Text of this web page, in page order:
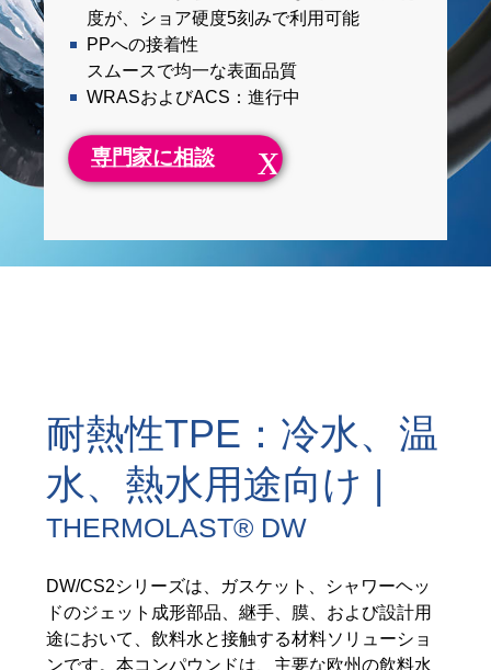
度が、ショア硬度5刻みで利用可能
PPへの接着性
スムースで均一な表面品質
WRASおよびACS：進行中
専門家に相談
耐熱性TPE：冷水、温
水、熱水用途向け |
THERMOLAST® DW
DW/CS2シリーズは、ガスケット、シャワーヘッ
ドのジェット成形部品、継手、膜、および設計用
途において、飲料水と接触する材料ソリューショ
ンです。本コンパウンドは、主要な欧州の飲料水